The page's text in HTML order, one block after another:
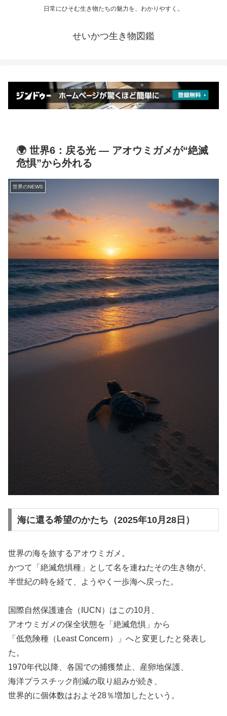
日常にひそむ生き物たちの魅力を、わかりやすく。
せいかつ生き物図鑑
🌍 世界6：戻る光 ― アオウミガメが“絶滅
危惧”から外れる
世界のNEWS
海に還る希望のかたち（2025年10月28日）
世界の海を旅するアオウミガメ。
かつて「絶滅危惧種」として名を連ねたその生き物が、
半世紀の時を経て、ようやく一歩海へ戻った。
国際自然保護連合（IUCN）はこの10月、
アオウミガメの保全状態を「絶滅危惧」から
「低危険種（Least Concern）」へと変更したと発表し
た。
1970年代以降、各国での捕獲禁止、産卵地保護、
海洋プラスチック削減の取り組みが続き、
世界的に個体数はおよそ28％増加したという。